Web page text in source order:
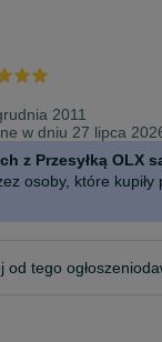
2011
w dniu 27 lipca
z Przesyłką OLX
osoby, które kupiły
od tego